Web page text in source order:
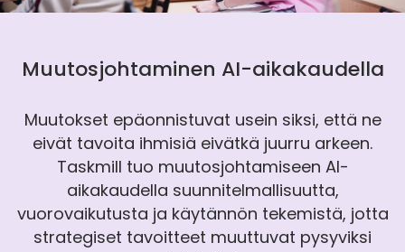
Muutosjohtaminen AI-aikakaudella
Muutokset epäonnistuvat usein siksi, että ne
eivät tavoita ihmisiä eivätkä juurru arkeen.
Taskmill tuo muutosjohtamiseen AI-
aikakaudella suunnitelmallisuutta,
vuorovaikutusta ja käytännön tekemistä, jotta
strategiset tavoitteet muuttuvat pysyviksi